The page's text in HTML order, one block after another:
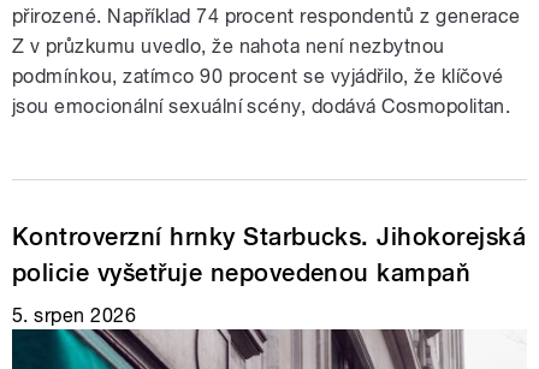
přirozené. Například 74 procent respondentů z generace
Z v průzkumu uvedlo, že nahota není nezbytnou
podmínkou, zatímco 90 procent se vyjádřilo, že klíčové
jsou emocionální sexuální scény, dodává Cosmopolitan.
Kontroverzní hrnky Starbucks. Jihokorejská
policie vyšetřuje nepovedenou kampaň
5. srpen 2026